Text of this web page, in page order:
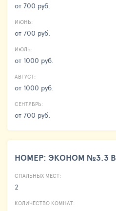
от 700 руб.
ИЮНЬ:
от 700 руб.
ИЮЛЬ:
от 1000 руб.
АВГУСТ:
от 1000 руб.
СЕНТЯБРЬ:
от 700 руб.
НОМЕР: ЭКОНОМ №3.3
СПАЛЬНЫХ МЕСТ:
2
КОЛИЧЕСТВО КОМНАТ: